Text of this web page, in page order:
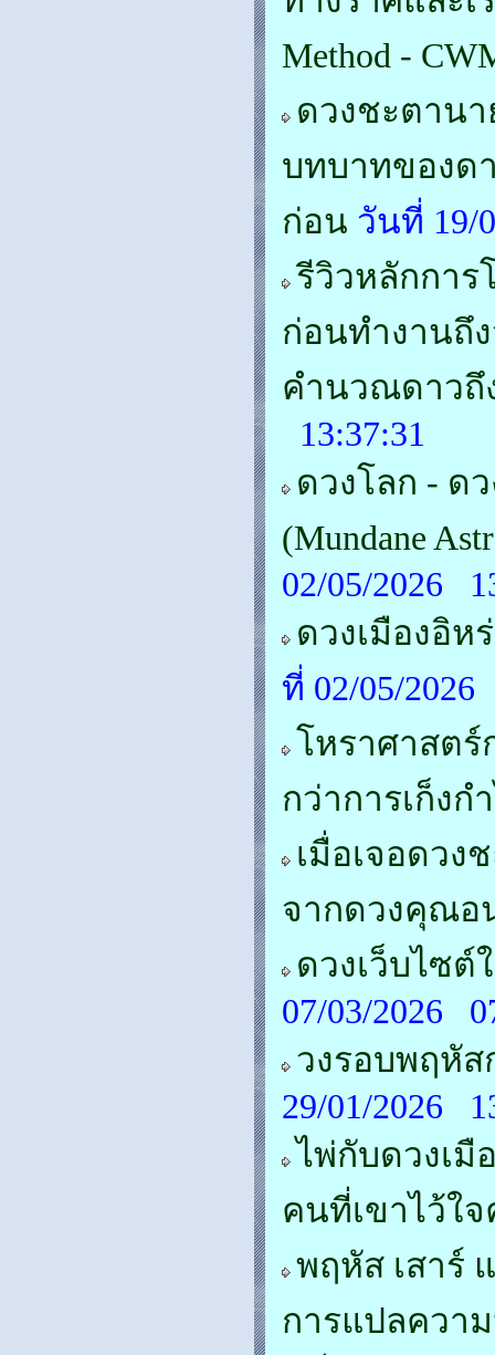
Method -
ดวงชะตาน
บทบาทของด
ก่อน วันที่ 19/
รีวิวหลักกา
ก่อนทำงานถึ
คำนวณดาวถึ
13:37:31
ดวงโลก - ด
(Mundane
02/05/2026
ดวงเมืองอิห
ที่ 02/05/
โหราศาสตร์
กว่าการเก็งก
เมื่อเจอดวง
จากดวงคุณอ
ดวงเว็บไซต์
07/03/2026
วงรอบพฤหัส
29/01/2026
ไพ่กับดวงเมื
คนที่เขาไว้ใ
พฤหัส เสาร์
การแปลควา